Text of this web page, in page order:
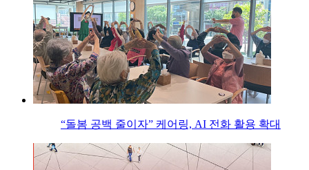
“돌봄 공백 줄이자” 케어링, AI 전화 활용 확대